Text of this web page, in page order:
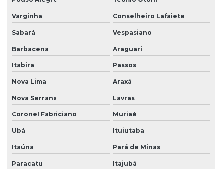
Varginha Conselheiro Lafaiete
Sabará Vespasiano
Barbacena Araguari
Itabira Passos
Nova Lima Araxá
Nova Serrana Lavras
Coronel Fabriciano Muriaé
Ubá Ituiutaba
Itaúna Pará de Minas
Paracatu Itajubá